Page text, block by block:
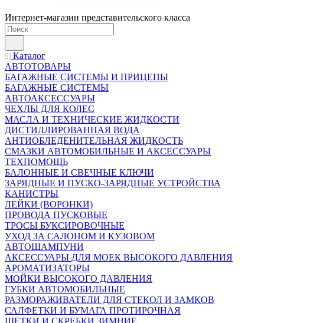
Интернет-магазин представительского класса
Каталог
АВТОТОВАРЫ
БАГАЖНЫЕ СИСТЕМЫ И ПРИЦЕПЫ
БАГАЖНЫЕ СИСТЕМЫ
АВТОАКСЕССУАРЫ
ЧЕХЛЫ ДЛЯ КОЛЕС
МАСЛА И ТЕХНИЧЕСКИЕ ЖИДКОСТИ
ДИСТИЛЛИРОВАННАЯ ВОДА
АНТИОБЛЕДЕНИТЕЛЬНАЯ ЖИДКОСТЬ
СМАЗКИ АВТОМОБИЛЬНЫЕ И АКСЕССУАРЫ
ТЕХПОМОЩЬ
БАЛОННЫЕ И СВЕЧНЫЕ КЛЮЧИ
ЗАРЯДНЫЕ И ПУСКО-ЗАРЯДНЫЕ УСТРОЙСТВА
КАНИСТРЫ
ЛЕЙКИ (ВОРОНКИ)
ПРОВОДА ПУСКОВЫЕ
ТРОСЫ БУКСИРОВОЧНЫЕ
УХОД ЗА САЛОНОМ И КУЗОВОМ
АВТОШАМПУНИ
АКСЕССУАРЫ ДЛЯ МОЕК ВЫСОКОГО ДАВЛЕНИЯ
АРОМАТИЗАТОРЫ
МОЙКИ ВЫСОКОГО ДАВЛЕНИЯ
ГУБКИ АВТОМОБИЛЬНЫЕ
РАЗМОРАЖИВАТЕЛИ ДЛЯ СТЕКОЛ И ЗАМКОВ
САЛФЕТКИ И БУМАГА ПРОТИРОЧНАЯ
ЩЕТКИ И СКРЕБКИ ЗИМНИЕ